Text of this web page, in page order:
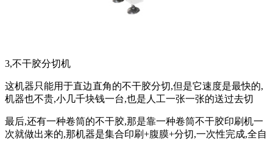
3,不干胶分切机
这机器只能用于直边直角的不干胶分切,但是它速度是最快的,
机器也不贵,小几千块钱一台,也是人工一张一张的送过去切
最后,还有一种卷筒的不干胶,那是靠一种卷筒不干胶印刷机一
次就做出来的,那机器是集合印刷+腹膜+分切,一次性完成,全自